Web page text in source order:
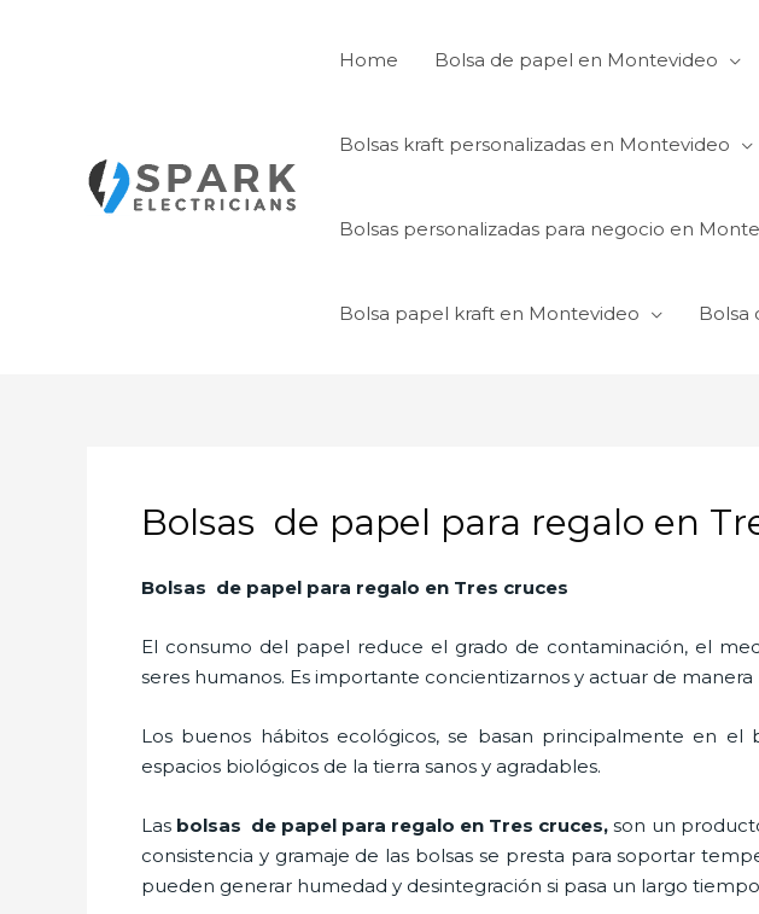
Home Bolsa de papel en Montevideo
Bolsas kraft personalizadas en Montevideo
Bolsas personalizadas para negocio en
Bolsa papel kraft en Montevideo Bolsa
Bolsas de papel para regalo en
Bolsas de papel para regalo en Tres cruces
El consumo del papel reduce el grado de contaminación, el
seres humanos. Es importante concientizarnos y actuar de manera
Los buenos hábitos ecológicos, se basan principalmente en
espacios biológicos de la tierra sanos y agradables.
Las bolsas de papel para regalo en Tres cruces,son un
consistencia y gramaje de las bolsas se presta para soportar
pueden generar humedad y desintegración si pasa un largo